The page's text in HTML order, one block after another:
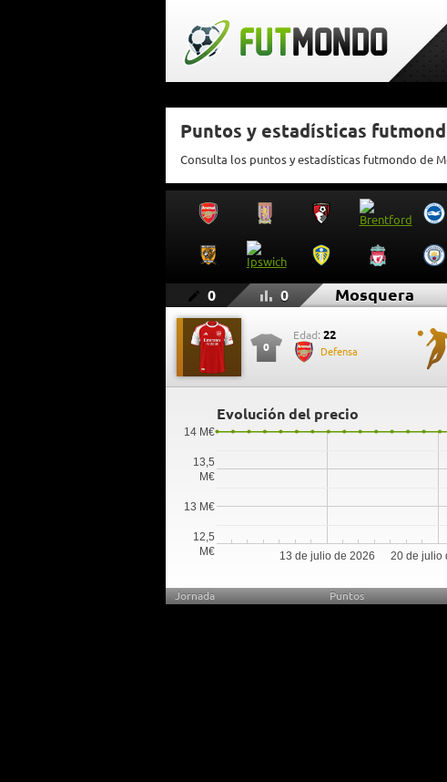
Puntos y estadísticas
Consulta los puntos y estadísticas futmondo de
0 0 Mosquera
0
Edad: 22
Defensa
Evolución del precio
13 de julio de 2026 20 de julio
12,5
M€
13 M€
13,5
M€
14 M€
Jornada Puntos